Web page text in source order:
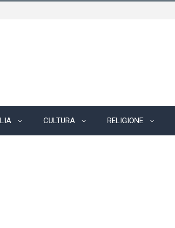
CULTURA RELIGIONE